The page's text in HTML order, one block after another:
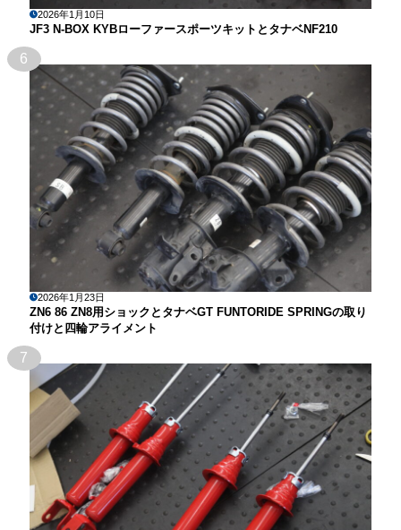
2026年1月10日
JF3 N-BOX KYBローファースポーツキットとタナベNF210
6
2026年1月23日
ZN6 86 ZN8用ショックとタナベGT FUNTORIDE SPRINGの取り
付けと四輪アライメント
7